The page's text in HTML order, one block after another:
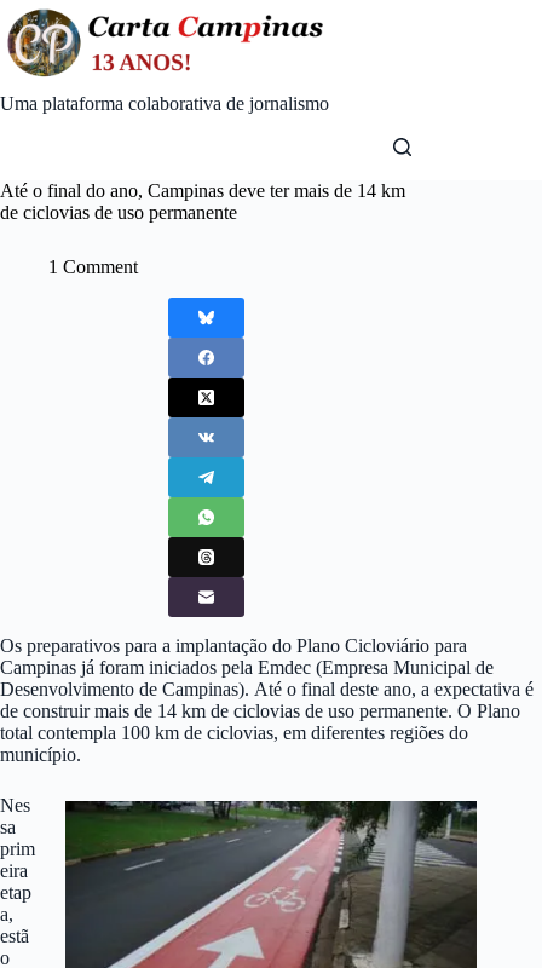
Skip
to
content
Uma plataforma colaborativa de jornalismo
Até o final do ano, Campinas deve ter mais de 14 km
de ciclovias de uso permanente
1 Comment
Os preparativos para a implantação do Plano Cicloviário para
Campinas já foram iniciados pela Emdec (Empresa Municipal de
Desenvolvimento de Campinas). Até o final deste ano, a expectativa é
de construir mais de 14 km de ciclovias de uso permanente. O Plano
total contempla 100 km de ciclovias, em diferentes regiões do
município.
Nes
sa
prim
eira
etap
a,
estã
o